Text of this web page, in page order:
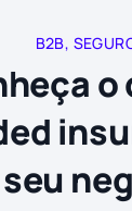
B2B,
o